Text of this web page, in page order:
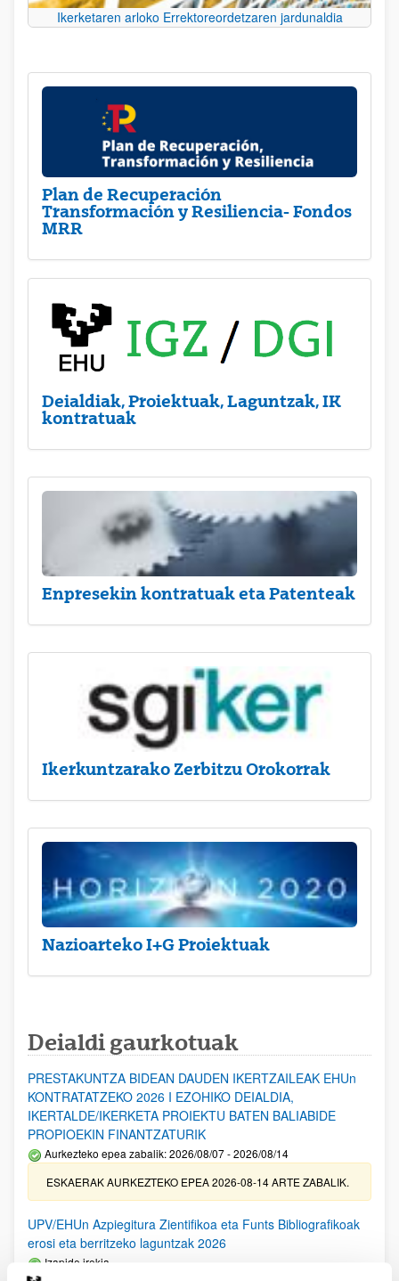
Ikerketaren arloko Errektoreordetzaren jardunaldia
Plan de Recuperación
Transformación y Resiliencia- Fondos
MRR
Deialdiak, Proiektuak, Laguntzak, IK
kontratuak
Enpresekin kontratuak eta Patenteak
Ikerkuntzarako Zerbitzu Orokorrak
Nazioarteko I+G Proiektuak
Deialdi gaurkotuak
PRESTAKUNTZA BIDEAN DAUDEN IKERTZAILEAK EHUn
KONTRATATZEKO 2026 I EZOHIKO DEIALDIA,
IKERTALDE/IKERKETA PROIEKTU BATEN BALIABIDE
PROPIOEKIN FINANTZATURIK
Aurkezteko epea zabalik: 2026/08/07 - 2026/08/14
ESKAERAK AURKEZTEKO EPEA 2026-08-14 ARTE ZABALIK.
UPV/EHUn Azpiegitura Zientifikoa eta Funts Bibliografikoak
erosi eta berritzeko laguntzak 2026
Izapide irekia